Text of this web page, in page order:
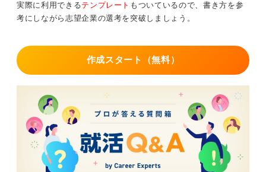
実際に利用できるテンプレート もついているので、書き方を参
考にしながら志望企業の選考を突破しましょう。
作成スタート（無料）